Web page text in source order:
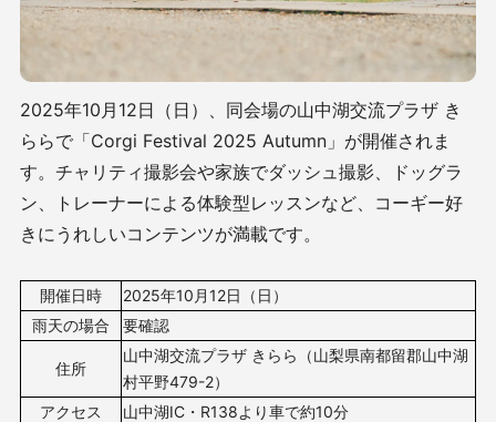
2025年10月12日（日）、同会場の山中湖交流プラザ き
ららで「Corgi Festival 2025 Autumn」が開催されま
す。チャリティ撮影会や家族でダッシュ撮影、ドッグラ
ン、トレーナーによる体験型レッスンなど、コーギー好
きにうれしいコンテンツが満載です。
開催日時
2025年10月12日（日）
雨天の場合
要確認
住所
山中湖交流プラザ きらら（山梨県南都留郡山中湖
村平野479-2）
アクセス
山中湖IC・R138より車で約10分